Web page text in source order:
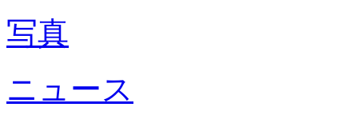
写真
ニュース